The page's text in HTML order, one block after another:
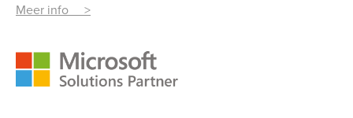
Meer info >